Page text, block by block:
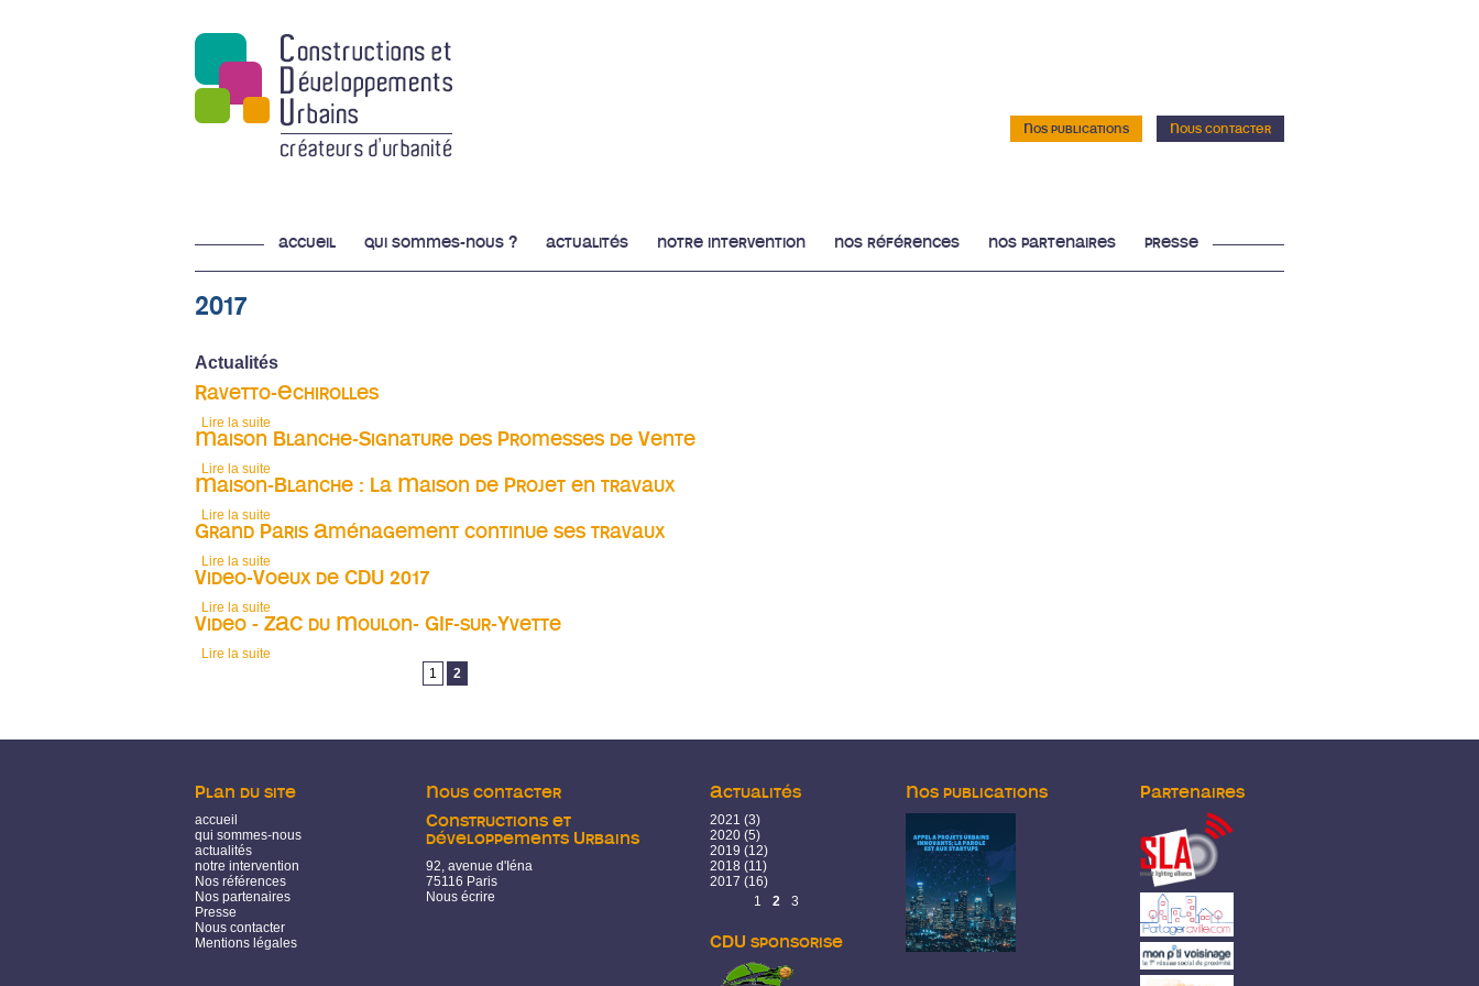
Nos publications Nous contacter
accueil qui sommes-nous ? actualités notre intervention nos références nos partenaires presse
2017
Actualités
Ravetto-Echirolles
Lire la suite
Maison Blanche-Signature des Promesses de Vente
Lire la suite
Maison-Blanche : La Maison de Projet en travaux
Lire la suite
Grand Paris Aménagement continue ses travaux
Lire la suite
Video-Voeux de CDU 2017
Lire la suite
Video - ZAC du Moulon- GIf-sur-Yvette
Lire la suite
1 2
Plan du site
accueil
qui sommes-nous
actualités
notre intervention
Nos références
Nos partenaires
Presse
Nous contacter
Mentions légales
Nous contacter
Constructions et
développements Urbains
92, avenue d'Iéna
75116 Paris
Nous écrire
Actualités
2021 (3)
2020 (5)
2019 (12)
2018 (11)
2017 (16)
Pages1 2 3
CDU sponsorise
Nos publications Partenaires